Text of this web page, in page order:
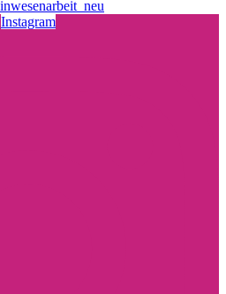
Instagram